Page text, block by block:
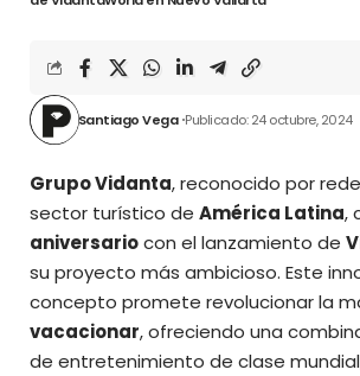
Santiago Vega Publicado: 24 octubre, 2024
Grupo Vidanta, reconocido por
sector turístico de América Latina,
aniversariocon el lanzamiento de
su proyecto más ambicioso. Este
concepto promete revolucionar la
vacacionar, ofreciendo una
de entretenimiento de clase